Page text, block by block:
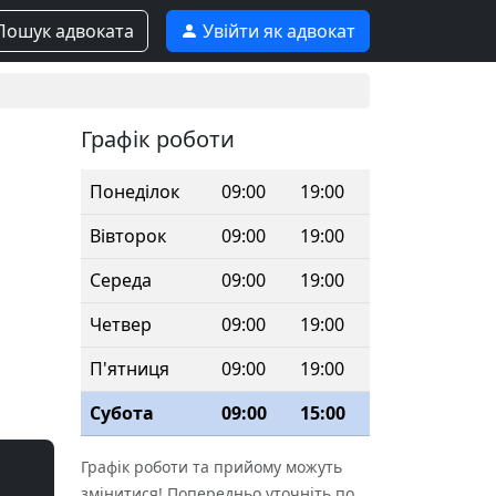
адвоката Увійти як адвокат
Графік роботи
Понеділок 09:00
19:00
Вівторок
09:00
19:00
Середа
09:00
19:00
Четвер
09:00
19:00
П'ятниця
09:00
19:00
Субота
09:00 15:00
Графік роботи та прийому можуть